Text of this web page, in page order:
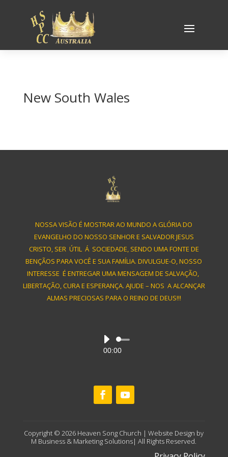
New South Wales
NOSSA VISÃO É MOSTRAR AO MUNDO A GLÓRIA DO
EVANGELHO DO NOSSO SENHOR E SALVADOR JESUS
CRISTO, SER ÚTIL Á SOCIEDADE, SENDO UMA FONTE DE
BENÇÃOS PARA VOCÊ E SUA FAMÍLIA. DIVULGUE-O, NOSSO
INTERESSE É ENTREGAR UMA MENSAGEM DE SALVAÇÃO,
LIBERTAÇÃO, CURA E ESPERANÇA. AJUDE – NOS A ALCANÇAR
ALMAS PRECIOSAS PARA O REINO DE DEUS!!!
Audio
Player
00:00
Copyright © 2026 Heaven Song Church | Website Design by
M Business & Marketing Solutions| All Rights Reserved.